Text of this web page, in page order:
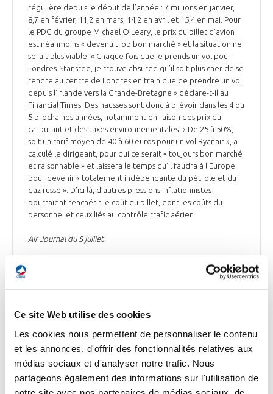
Ce site Web utilise des cookies
Les cookies nous permettent de personnaliser le contenu
et les annonces, d'offrir des fonctionnalités relatives aux
médias sociaux et d'analyser notre trafic. Nous
partageons également des informations sur l'utilisation de
régulière depuis le début de l’année : 7 millions en janvier,
8,7 en février, 11,2 en mars, 14,2 en avril et 15,4 en mai. Pour
le PDG du groupe Michael O’Leary, le prix du billet d’avion
est néanmoins « devenu trop bon marché » et la situation ne
serait plus viable. « Chaque fois que je prends un vol pour
Londres-Stansted, je trouve absurde qu’il soit plus cher de se
rendre au centre de Londres en train que de prendre un vol
depuis l’Irlande vers la Grande-Bretagne » déclare-t-il au
Financial Times. Des hausses sont donc à prévoir dans les 4 ou
5 prochaines années, notamment en raison des prix du
carburant et des taxes environnementales. « De 25 à 50%,
soit un tarif moyen de 40 à 60 euros pour un vol Ryanair », a
calculé le dirigeant, pour qui ce serait « toujours bon marché
et raisonnable » et laissera le temps qu’il faudra à l’Europe
pour devenir « totalement indépendante du pétrole et du
gaz russe ». D’ici là, d’autres pressions inflationnistes
pourraient renchérir le coût du billet, dont les coûts du
personnel et ceux liés au contrôle trafic aérien.
Air Journal du 5 juillet
ESPACE
ESPACE
La Commission accorde 56,5 M€ aux projets